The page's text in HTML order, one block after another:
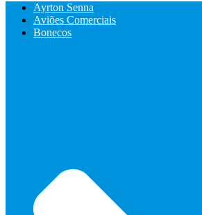
Ayrton Senna
Aviões Comerciais
Bonecos